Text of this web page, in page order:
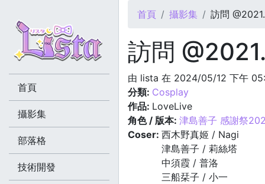
您在這裡
首頁 攝影集 訪問
訪問
由 lista 在 2024/05/12 下午
分類: Cosplay
作品: LoveLive
角色 / 版本: 津島善子 感謝祭
Coser: 西木野真姬 / Nagi
津島善子 / 莉絲塔
中須霞 / 普洛
三船栞子 / 小一
首頁
攝影集
部落格
技術開發